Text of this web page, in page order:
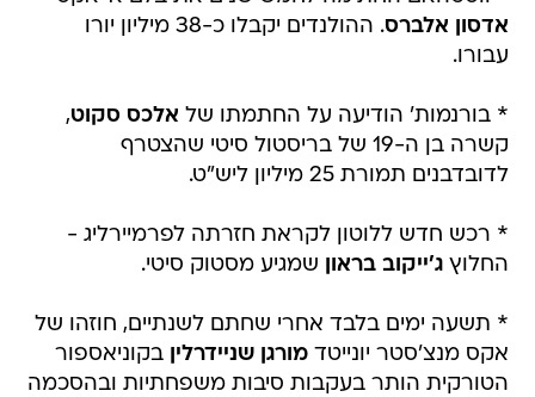
אדסון אלברס
. ההולנדים יקבלו כ-38 מיליון יורו
עבורו.
* בורנמות' הודיעה על החתמתו של אלכס סקוט,
קשרה בן ה-19 של בריסטול סיטי שהצטרף
לדובדבנים תמורת 25 מיליון ליש"ט.
* רכש חדש ללוטון לקראת חזרתה לפרמיירליג -
החלוץג'ייקוב בראון שמגיע מסטוק סיטי.
* תשעה ימים בלבד אחרי שחתם לשנתיים, חוזהו של
אקס מנצ'סטר יונייטדמורגן שניידרלין בקוניאספור
הטורקית הותר בעקבות סיבות משפחתיות ובהסכמה